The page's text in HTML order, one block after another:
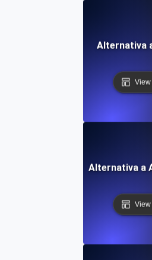
Alternativa
Alternativa a